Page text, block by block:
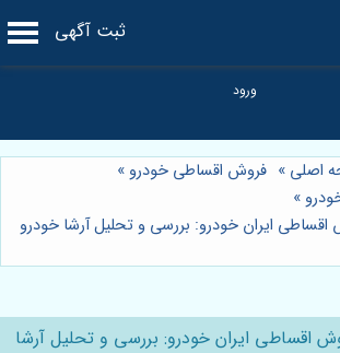
ثبت آگهی
اصلی » فروش اقساطی خودرو »
»
اقساطی ایران خودرو: بررسی و تحلیل آرشا خودرو
اقساطی ایران خودرو: بررسی و تحلیل آرشا